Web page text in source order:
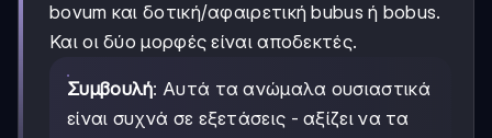
bovum και δοτική/αφαιρετική bubus ή bobus.
Και οι δύο μορφές είναι αποδεκτές.
Συμβουλή: Αυτά τα ανώμαλα ουσιαστικά
είναι συχνά σε εξετάσεις - αξίζει να τα